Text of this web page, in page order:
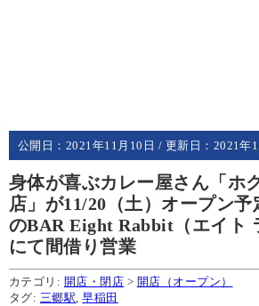
公開日： 2021年11月10日 / 更新日： 2021年
身体が喜ぶカレー屋さん「ホ
店」が11/20（土）オープン予
のBAR Eight Rabbit（エイト
にて間借り営業
カテゴリ: 開店・閉店 > 開店（オープン）
タグ: 三郷駅,早稲田